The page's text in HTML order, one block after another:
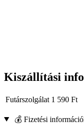
Kiszállítási
Futárszolgálat 1 590 Ft
💰 Fizetési